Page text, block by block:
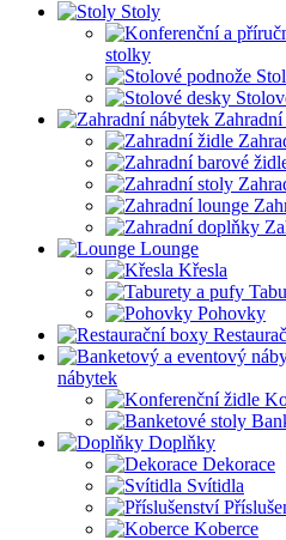
Stoly
stolky
Lounge
Křesla
Pohovky
nábytek
Doplňky
Dekorace
Svítidla
Koberce